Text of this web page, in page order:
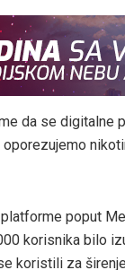
da se digitalne
poput
korisnika bilo
koristili za